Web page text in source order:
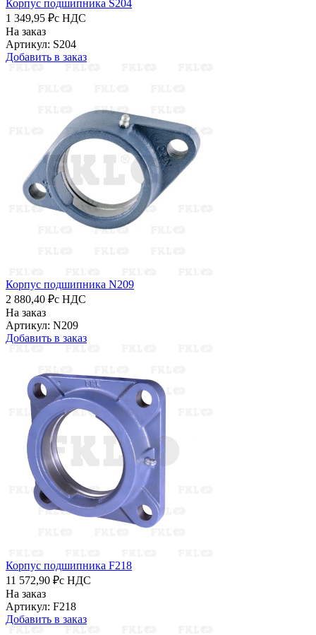
Корпус подшипника S204
1 349,95 ₽с НДС
На заказ
Артикул: S204
Добавить в заказ
Корпус подшипника N209
2 880,40 ₽с НДС
На заказ
Артикул: N209
Добавить в заказ
Корпус подшипника F218
11 572,90 ₽с НДС
На заказ
Артикул: F218
Добавить в заказ